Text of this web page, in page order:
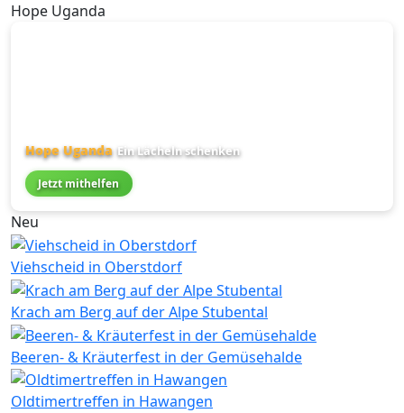
Hope Uganda
Hope Uganda Ein Lächeln schenken
Jetzt mithelfen
Neu
Viehscheid in Oberstdorf
Krach am Berg auf der Alpe Stubental
Beeren- & Kräuterfest in der Gemüsehalde
Oldtimertreffen in Hawangen